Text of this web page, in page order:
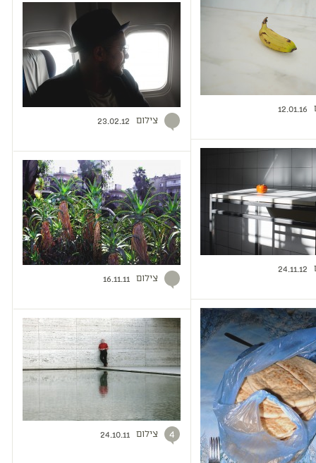
12.01.16
24.11.12
צילום 23.02.12
צילום 16.11.11
4 צילום 24.10.11